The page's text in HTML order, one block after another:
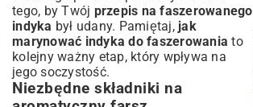
tego, by Twój przepis na faszerowanego
indyka był udany. Pamiętaj, jak
marynować indyka do faszerowania to
kolejny ważny etap, który wpływa na
jego soczystość.
Niezbędne składniki na